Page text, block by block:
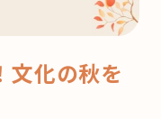
文化の秋を